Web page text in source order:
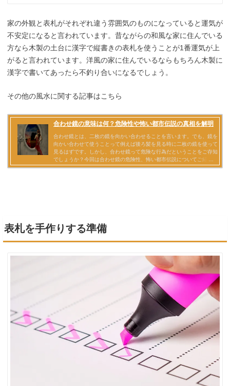
家の外観と表札がそれぞれ違う雰囲気のものになっていると運気が
不安定になると言われています。昔ながらの和風な家に住んでいる
方なら木製の土台に漢字で縦書きの表札を使うことが1番運気が上
がると言われています。洋風の家に住んでいるならもちろん木製に
漢字で書いてあったら不釣り合いになるでしょう。
その他の風水に関する記事はこちら
表札を手作りする準備